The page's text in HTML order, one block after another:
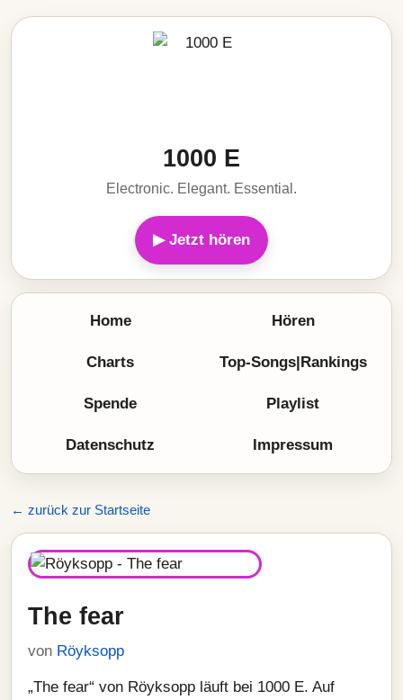
1000 E
Electronic. Elegant. Essential.
▶ Jetzt hören
Home Hören
Charts Top-Songs|Rankings
Spende Playlist
Datenschutz Impressum
← zurück zur Startseite
The fear
von Röyksopp
„The fear“ von Röyksopp läuft bei 1000 E. Auf